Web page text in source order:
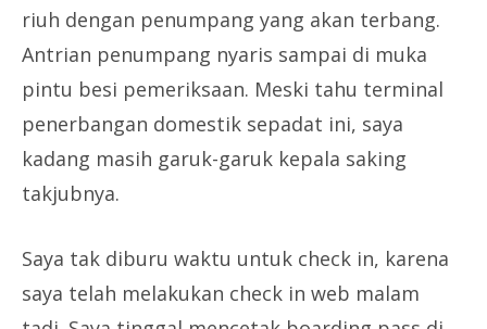
riuh dengan penumpang yang akan terbang.
Antrian penumpang nyaris sampai di muka
pintu besi pemeriksaan. Meski tahu terminal
penerbangan domestik sepadat ini, saya
kadang masih garuk-garuk kepala saking
takjubnya.
Saya tak diburu waktu untuk check in, karena
saya telah melakukan check in web malam